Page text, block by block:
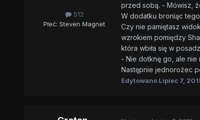
512
Płeć: Steven Magnet
przed sobą. - Mówisz,
W dodatku broniąc
Czy nie pamiętasz
wzrokiem pomiędzy
która wbiła się w
- Nie dotknę go, ale nie
Następnie jednorożec
Edytowano Lipiec 7,